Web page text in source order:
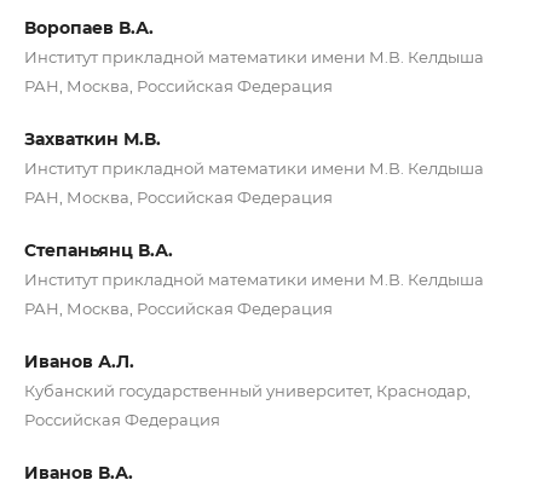
Воропаев В.А.
Институт прикладной математики имени М.В. Келдыша
РАН, Москва, Российская Федерация
Захваткин М.В.
Институт прикладной математики имени М.В. Келдыша
РАН, Москва, Российская Федерация
Степаньянц В.А.
Институт прикладной математики имени М.В. Келдыша
РАН, Москва, Российская Федерация
Иванов А.Л.
Кубанский государственный университет, Краснодар,
Российская Федерация
Иванов В.А.